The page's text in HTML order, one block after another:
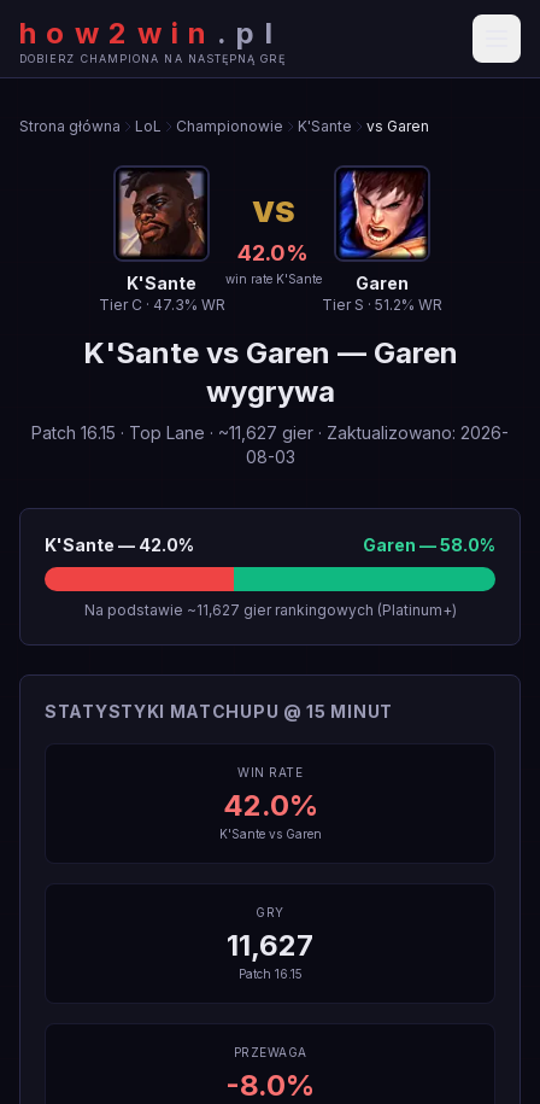
how2win . pl
DOBIERZ CHAMPIONA NA NASTĘPNĄ GRĘ
Strona główna LoL Championowie K'Sante vs Garen
K'Sante
Tier C · 47.3% WR
VS
42.0%
win rate K'Sante Garen
Tier S · 51.2% WR
K'Santevs Garen — Garen
wygrywa
Patch 16.15 · Top Lane · ~11,627 gier · Zaktualizowano: 2026-
08-03
K'Sante — 42.0% Garen —58.0%
Na podstawie ~11,627 gier rankingowych (Platinum+)
STATYSTYKI MATCHUPU @ 15 MINUT
WIN RATE
42.0%
K'Santevs Garen
GRY
11,627
Patch 16.15
PRZEWAGA
-8.0%